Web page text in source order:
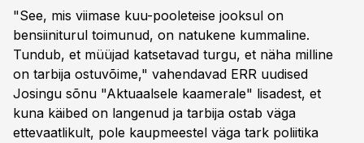
"See, mis viimase kuu-pooleteise jooksul on
bensiiniturul toimunud, on natukene kummaline.
Tundub, et müüjad katsetavad turgu, et näha milline
on tarbija ostuvõime," vahendavad ERR uudised
Josingu sõnu "Aktuaalsele kaamerale" lisadest, et
kuna käibed on langenud ja tarbija ostab väga
ettevaatlikult, pole kaupmeestel väga tark poliitika